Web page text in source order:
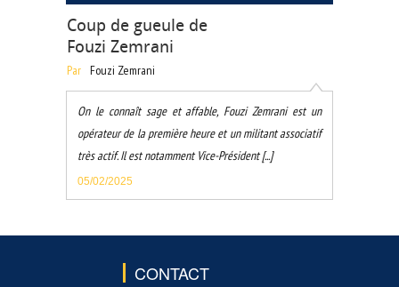
Coup de gueule de
Fouzi Zemrani
Par Fouzi Zemrani
On le connaît sage et affable, Fouzi Zemrani est un
opérateur de la première heure et un militant associatif
très actif. Il est notamment Vice-Président [...]
05/02/2025
CONTACT